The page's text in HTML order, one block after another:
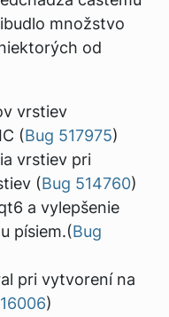
množstvo
od
vrstiev
(Bug 517975)
vrstiev pri
(Bug 514760)
a vylepšenie
písiem.(Bug
pri vytvorení na
)